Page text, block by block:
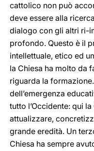
cattolico non può
deve essere alla
dialogo con gli altri ri-
profondo. Questo è il
intellettuale, etico ed
la Chiesa ha molto da
riguarda la
dell’emergenza
tutto l’Occidente: qui
attualizzare,
grande eredità. Un
Chiesa ha sempre